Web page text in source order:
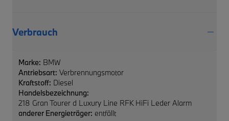
Verbrauch
Marke: BMW
Antriebsart: Verbrennungsmotor
Kraftstoff: Diesel
Handelsbezeichnung:
218 Gran Tourer d Luxury Line RFK HiFi Leder Alarm
anderer Energieträger: entfällt